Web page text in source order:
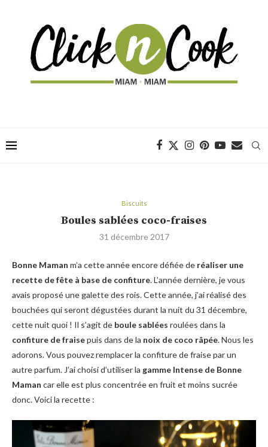
Biscuits
Boules sablées coco-fraises
31 décembre 2017
Bonne Maman m’a cette année encore défiée de réaliser une
recette de fête à base de confiture. L’année dernière, je vous
avais proposé une galette des rois. Cette année, j’ai réalisé des
bouchées qui seront dégustées durant la nuit du 31 décembre,
cette nuit quoi ! Il s’agit de boule sablées roulées dans la
confiture de fraisepuis dans de la noix de coco râpée. Nous les
adorons. Vous pouvez remplacer la confiture de fraise par un
autre parfum. J’ai choisi d’utiliser la gamme Intense de Bonne
Maman car elle est plus concentrée en fruit et moins sucrée
donc. Voici la recette :